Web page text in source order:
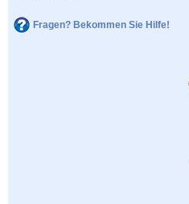
Fragen? Bekommen Sie Hilfe!